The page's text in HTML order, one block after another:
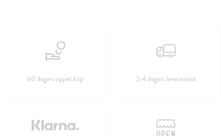
60 dagars öppet köp 2-4 dagars leveranstid